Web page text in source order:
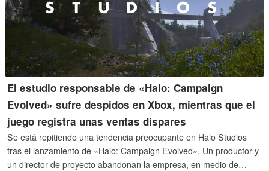
El estudio responsable de «Halo: Campaign
Evolved» sufre despidos en Xbox, mientras que el
juego registra unas ventas dispares
Se está repitiendo una tendencia preocupante en Halo Studios
tras el lanzamiento de «Halo: Campaign Evolved». Un productor y
un director de proyecto abandonan la empresa, en medio de